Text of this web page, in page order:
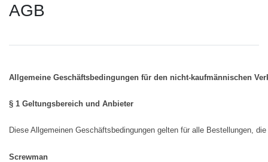
AGB
Allgemeine Geschäftsbedingungen für den nicht-kaufmännischen
§ 1 Geltungsbereich und Anbieter
Diese Allgemeinen Geschäftsbedingungen gelten für alle Bestellungen,
Screwman